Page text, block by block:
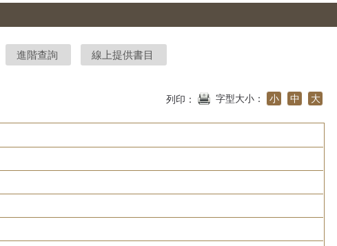
進階查詢 線上提供書目
列印： 字型大小： 小 中 大